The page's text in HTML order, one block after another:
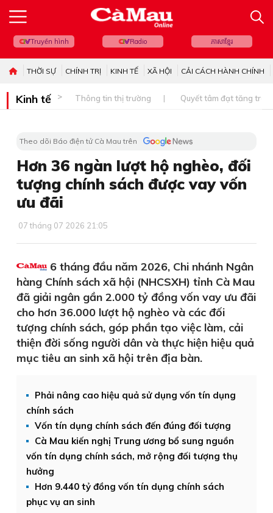
Truyền hình Radio ភាសាខ្មែរ
THỜI SỰ CHÍNH TRỊ KINH TẾ XÃ HỘI CẢI CÁCH HÀNH CHÍNH
Kinh tế Thông tin thị trường Quyết tâm đạt tăng
Theo dõi Báo điện tử Cà Mau trên
Hơn 36 ngàn lượt hộ nghèo, đối
tượng chính sách được vay vốn
ưu đãi
07 tháng 07 2026 21:05
6 tháng đầu năm 2026, Chi nhánh Ngân
hàng Chính sách xã hội (NHCSXH) tỉnh Cà Mau
đã giải ngân gần 2.000 tỷ đồng vốn vay ưu đãi
cho hơn 36.000 lượt hộ nghèo và các đối
tượng chính sách, góp phần tạo việc làm, cải
thiện đời sống người dân và thực hiện hiệu quả
mục tiêu an sinh xã hội trên địa bàn.
Phải nâng cao hiệu quả sử dụng vốn tín dụng
chính sách
Vốn tín dụng chính sách đến đúng đối tượng
Cà Mau kiến nghị Trung ương bổ sung nguồn
vốn tín dụng chính sách, mở rộng đối tượng thụ
hưởng
Hơn 9.440 tỷ đồng vốn tín dụng chính sách
phục vụ an sinh